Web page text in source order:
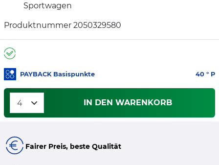
Sportwagen
Produktnummer 2050329580
PAYBACK Basispunkte 40 ° P
IN DEN WARENKORB
Fairer Preis, beste Qualität